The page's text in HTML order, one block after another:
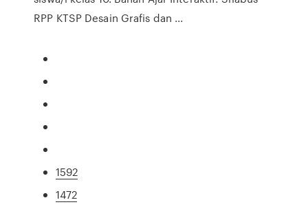
RPP KTSP Desain Grafis dan ...
1592
1472